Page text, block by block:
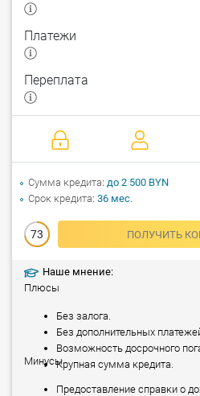
Платежи
Переплата
73 ПОЛУЧИТЬ
Сумма кредита до 2 500 BYN
Срок кредита 36 мес.
Наше мнение:
Плюсы
Без залога.
Без дополнительных
Возможность досрочного
Крупная сумма кредита.
Минусы
Предоставление справки о